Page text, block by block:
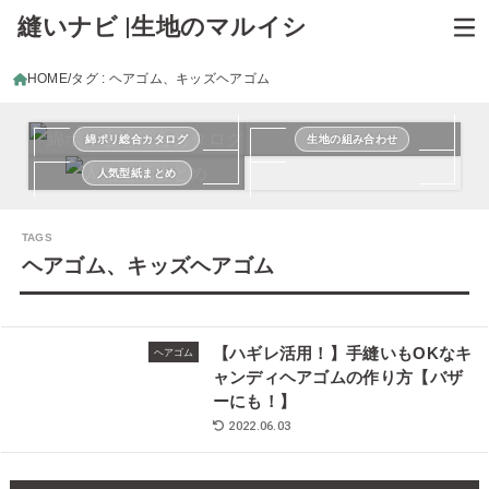
縫いナビ |生地のマルイシ
HOME タグ : ヘアゴム、キッズヘアゴム
綿ポリ総合カタログ 生地の組み合わせ
人気型紙まとめ
ヘアゴム、キッズヘアゴム
ヘアゴム
【ハギレ活用！】手縫いもOKなキ
ャンディヘアゴムの作り方【バザ
ーにも！】
2022.06.03